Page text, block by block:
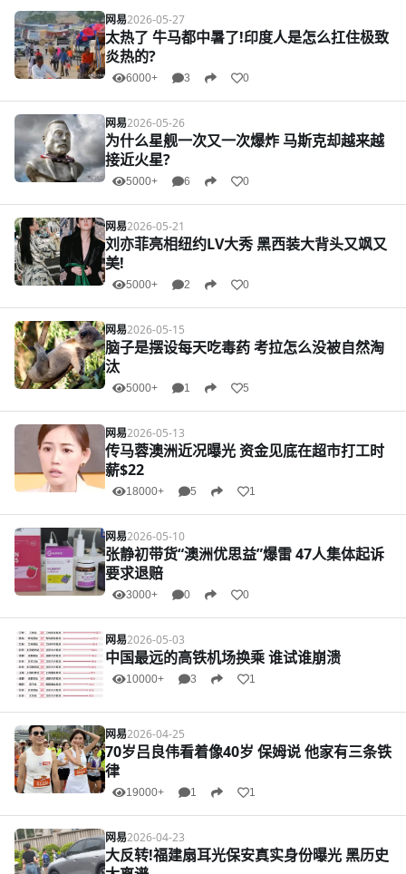
网易2026-05-27
太热了 牛马都中暑了!印度人是怎么扛住极致
炎热的?
6000+ 3 0
网易2026-05-26
为什么星舰一次又一次爆炸 马斯克却越来越
接近火星?
5000+ 6 0
网易2026-05-21
刘亦菲亮相纽约LV大秀 黑西装大背头又飒又
美!
5000+ 2 0
网易2026-05-15
脑子是摆设每天吃毒药 考拉怎么没被自然淘
汰
5000+ 1 5
网易2026-05-13
传马蓉澳洲近况曝光 资金见底在超市打工时
薪$22
18000+ 5 1
网易2026-05-10
张静初带货“澳洲优思益”爆雷 47人集体起诉
要求退赔
3000+ 0 0
网易2026-05-03
中国最远的高铁机场换乘 谁试谁崩溃
10000+ 3 1
网易2026-04-25
70岁吕良伟看着像40岁 保姆说 他家有三条铁
律
19000+ 1 1
网易2026-04-23
大反转!福建扇耳光保安真实身份曝光 黑历史